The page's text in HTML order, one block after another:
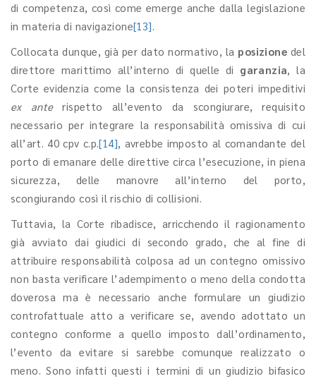
di competenza, così come emerge anche dalla legislazione
in materia di navigazione[13].
Collocata dunque, già per dato normativo, la posizione del
direttore marittimo all’interno di quelle di garanzia, la
Corte evidenzia come la consistenza dei poteri impeditivi
ex anterispetto all’evento da scongiurare, requisito
necessario per integrare la responsabilità omissiva di cui
all’art. 40 cpv c.p.[14], avrebbe imposto al comandante del
porto di emanare delle direttive circa l’esecuzione, in piena
sicurezza, delle manovre all’interno del porto,
scongiurando così il rischio di collisioni.
Tuttavia, la Corte ribadisce, arricchendo il ragionamento
già avviato dai giudici di secondo grado, che al fine di
attribuire responsabilità colposa ad un contegno omissivo
non basta verificare l’adempimento o meno della condotta
doverosa ma è necessario anche formulare un giudizio
controfattuale atto a verificare se, avendo adottato un
contegno conforme a quello imposto dall’ordinamento,
l’evento da evitare si sarebbe comunque realizzato o
meno. Sono infatti questi i termini di un giudizio bifasico